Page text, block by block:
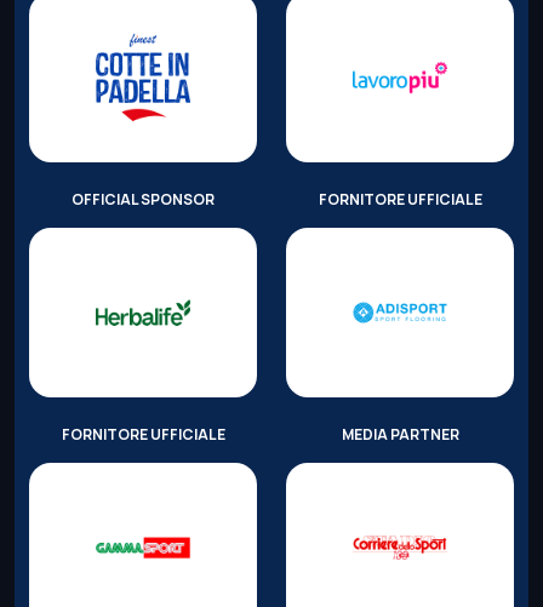
OFFICIAL SPONSOR FORNITORE UFFICIALE
FORNITORE UFFICIALE MEDIA PARTNER